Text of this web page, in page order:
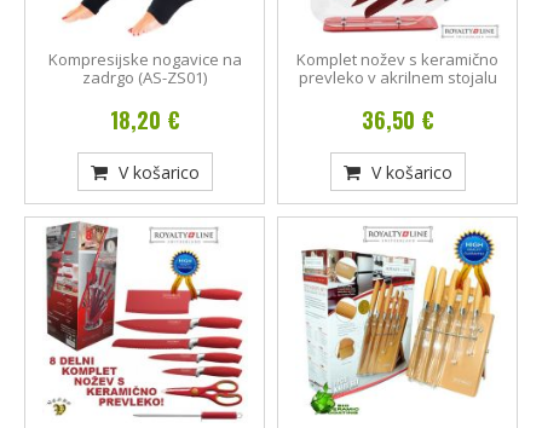
Kompresijske nogavice na
zadrgo (AS-ZS01)
18,20 €
V košarico
Komplet nožev s keramično
prevleko v akrilnem stojalu
36,50 €
V košarico